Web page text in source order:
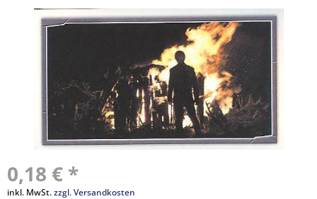
0,18 € *
inkl. MwSt.zzgl. Versandkosten